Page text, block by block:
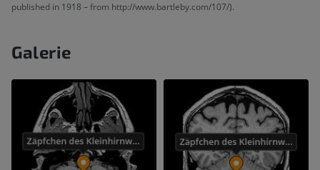
published in 1918 – from http://www.bartleby.com/107/).
Galerie